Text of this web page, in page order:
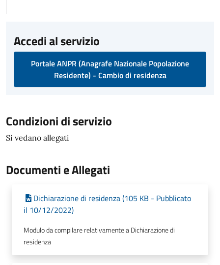
Accedi al servizio
Portale ANPR (Anagrafe Nazionale Popolazione
Residente) - Cambio di residenza
Condizioni di servizio
Si vedano allegati
Documenti e Allegati
Dichiarazione di residenza (105 KB - Pubblicato
il 10/12/2022)
Modulo da compilare relativamente a Dichiarazione di
residenza